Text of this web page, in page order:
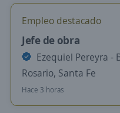
Empleo destacado
Jefe de obra
Ezequiel Pereyra -
Rosario, Santa Fe
Hace 3 horas